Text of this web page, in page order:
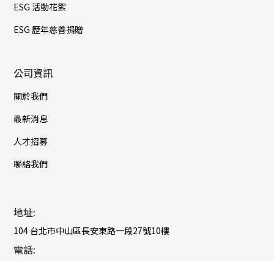
ESG 活動花絮
ESG 歷年慈善捐贈
公司資訊
關於我們
最新消息
人才招募
聯絡我們
地址:
104 台北市中山區長安東路一段27號10樓
電話: